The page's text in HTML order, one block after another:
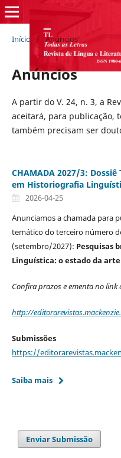
Início / Anúncios
Anúncios
A partir do V. 24, n. 3, a
aceitará, para publicação,
também precisam ser
CHAMADA 2027/3:
em Historiografia
2026-04-25
Anunciamos a chamada para
temático do terceiro número
(setembro/2027): Pesquisas
Linguística: o estado da arte
Confira prazos e ementa no link
http://
Submissões
https://
Saiba mais
Enviar Submissão